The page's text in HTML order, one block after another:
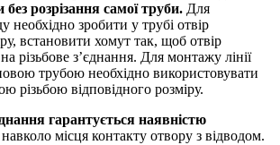
розрізання самої труби. Для
необхідно зробити у трубі отвір
встановити хомут так, щоб отвір
різьбове з’єднання. Для монтажу лінії
трубою необхідно використовувати
різьбою відповідного розміру.
гарантується наявністю
навколо місця контакту отвору з відводом.